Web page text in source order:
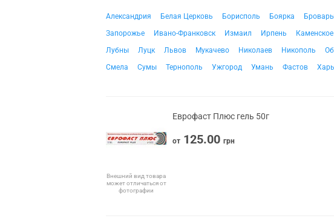
Александрия Белая Церковь Борисполь Боярка
Запорожье
Ивано-Франковск Измаил Ирпень
Лубны
Луцк Львов Мукачево Николаев Никополь
Смела
Сумы Тернополь Ужгород Умань Фастов
Внешний вид товара
может отличаться от
фотографии
Еврофаст Плюс гель 50г
от 125.00 грн